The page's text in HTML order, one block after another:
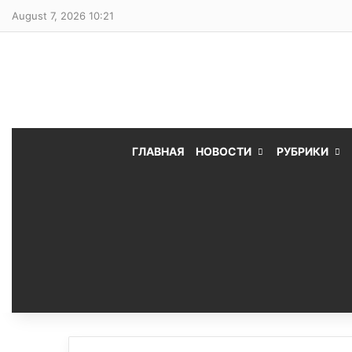
August 7, 2026 10:21
ГЛАВНАЯ НОВОСТИ РУБРИКИ